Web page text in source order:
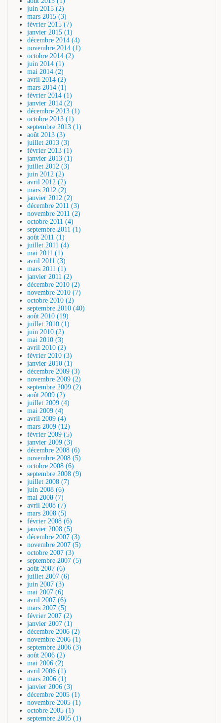
juin 2015 (2)
mars 2015 (3)
février 2015 (7)
janvier 2015 (1)
décembre 2014 (4)
novembre 2014 (1)
octobre 2014 (2)
juin 2014 (1)
mai 2014 (2)
avril 2014 (2)
mars 2014 (1)
février 2014 (1)
janvier 2014 (2)
décembre 2013 (1)
octobre 2013 (1)
septembre 2013 (1)
août 2013 (3)
juillet 2013 (3)
février 2013 (1)
janvier 2013 (1)
juillet 2012 (3)
juin 2012 (2)
avril 2012 (2)
mars 2012 (2)
janvier 2012 (2)
décembre 2011 (3)
novembre 2011 (2)
octobre 2011 (4)
septembre 2011 (1)
août 2011 (1)
juillet 2011 (4)
mai 2011 (1)
avril 2011 (3)
mars 2011 (1)
janvier 2011 (2)
décembre 2010 (2)
novembre 2010 (7)
octobre 2010 (2)
septembre 2010 (40)
août 2010 (19)
juillet 2010 (1)
juin 2010 (2)
mai 2010 (3)
avril 2010 (2)
février 2010 (3)
janvier 2010 (1)
décembre 2009 (3)
novembre 2009 (2)
septembre 2009 (2)
août 2009 (2)
juillet 2009 (4)
mai 2009 (4)
avril 2009 (4)
mars 2009 (12)
février 2009 (5)
janvier 2009 (3)
décembre 2008 (6)
novembre 2008 (5)
octobre 2008 (6)
septembre 2008 (9)
juillet 2008 (7)
juin 2008 (6)
mai 2008 (7)
avril 2008 (7)
mars 2008 (5)
février 2008 (6)
janvier 2008 (5)
décembre 2007 (3)
novembre 2007 (5)
octobre 2007 (3)
septembre 2007 (5)
août 2007 (6)
juillet 2007 (6)
juin 2007 (3)
mai 2007 (6)
avril 2007 (6)
mars 2007 (5)
février 2007 (2)
janvier 2007 (1)
décembre 2006 (2)
novembre 2006 (1)
septembre 2006 (3)
août 2006 (2)
mai 2006 (2)
avril 2006 (1)
mars 2006 (1)
janvier 2006 (3)
décembre 2005 (1)
novembre 2005 (1)
octobre 2005 (1)
septembre 2005 (1)